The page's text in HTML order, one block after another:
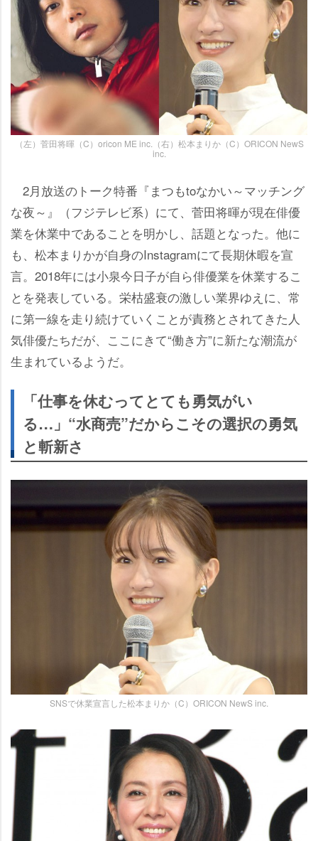
（左）菅田将暉（C）oricon ME inc.（右）松本まりか（C）ORICON NewS
inc.
2月放送のトーク特番『まつもtoなかい～マッチング
な夜～』（フジテレビ系）にて、菅田将暉が現在俳優
業を休業中であることを明かし、話題となった。他に
も、松本まりかが自身のInstagramにて長期休暇を宣
言。2018年には小泉今日子が自ら俳優業を休業するこ
とを発表している。栄枯盛衰の激しい業界ゆえに、常
に第一線を走り続けていくことが責務とされてきた人
気俳優たちだが、ここにきて“働き方”に新たな潮流が
生まれているようだ。
「仕事を休むってとても勇気がい
る…」“水商売”だからこその選択の勇気
と斬新さ
SNSで休業宣言した松本まりか（C）ORICON NewS inc.